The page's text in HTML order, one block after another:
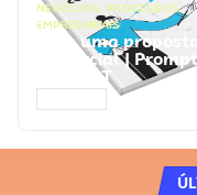
NEGÓCIOS, PROCESSOS
EMPRESARIAIS
Faça uma
comercial |
ChatGPT